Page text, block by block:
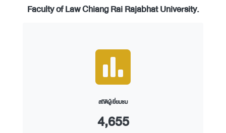
Faculty of Law Chiang Rai Rajabhat University.
สถิติผู้เยี่ยมชม
4,655